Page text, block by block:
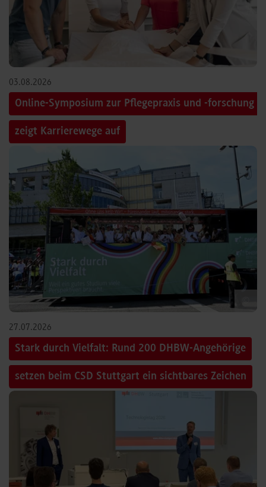
03.08.2026
Online-Symposium zur Pflegepraxis und -forschung
zeigt Karrierewege auf
27.07.2026
Stark durch Vielfalt: Rund 200 DHBW-Angehörige
setzen beim CSD Stuttgart ein sichtbares Zeichen